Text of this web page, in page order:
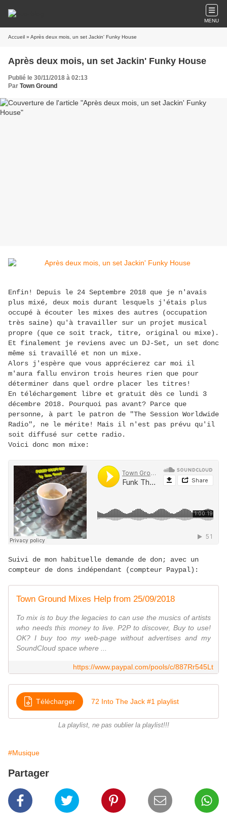
MENU
Accueil » Après deux mois, un set Jackin' Funky House
Après deux mois, un set Jackin' Funky House
Publié le 30/11/2018 à 02:13
Par Town Ground
Enfin! Depuis le 24 Septembre 2018 que je n'avais
plus mixé, deux mois durant lesquels j'étais plus
occupé à écouter les mixes des autres (occupation
très saine) qu'à travailler sur un projet musical
propre (que ce soit track, titre, original ou mixe).
Et finalement je reviens avec un DJ-Set, un set donc
même si travaillé et non un mixe.
Alors j'espère que vous apprécierez car moi il
m'aura fallu environ trois heures rien que pour
déterminer dans quel ordre placer les titres!
En téléchargement libre et gratuit dès ce lundi 3
décembre 2018. Pourquoi pas avant? Parce que
personne, à part le patron de "The Session Worldwide
Radio", ne le mérite! Mais il n'est pas prévu qu'il
soit diffusé sur cette radio.
Voici donc mon mixe:
Suivi de mon habituelle demande de don; avec un
compteur de dons indépendant (compteur Paypal):
Town Ground Mixes Help from 25/09/2018
To mix is to buy the legacies to can use the musics of artists
who needs this money to live. P2P to discover, Buy to use!
OK? I buy too my web-page without advertises and my
SoundCloud space where ...
https://www.paypal.com/pools/c/887Rr545Lt
Télécharger 72 Into The Jack #1 playlist
La playlist, ne pas oublier la playlist!!!
#Musique
Partager